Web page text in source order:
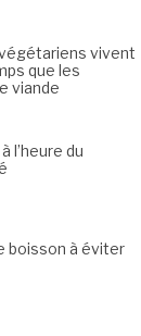
vivent
que les
viande
l’heure du
boisson à éviter